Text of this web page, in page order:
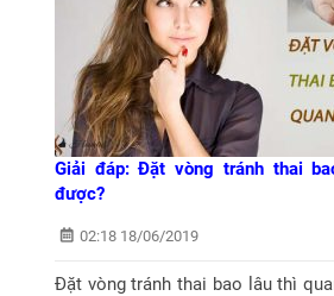
Giải đáp: Đặt vòng tránh thai
được?
02:18 18/06/2019
Đặt vòng tránh thai bao lâu thì